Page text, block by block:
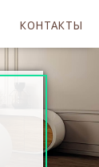
КОНТАКТЫ